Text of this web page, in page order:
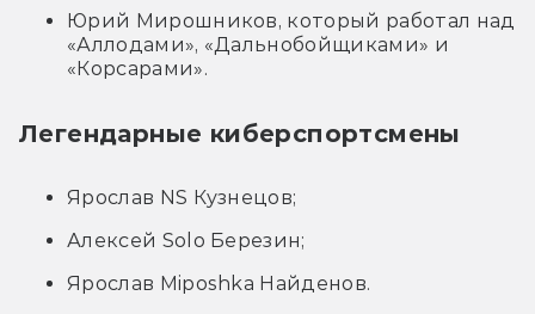
Юрий Мирошников, который работал над
«Аллодами», «Дальнобойщиками» и
«Корсарами».
Легендарные киберспортсмены
Ярослав NS Кузнецов;
Алексей Solo Березин;
Ярослав Miposhka Найденов.